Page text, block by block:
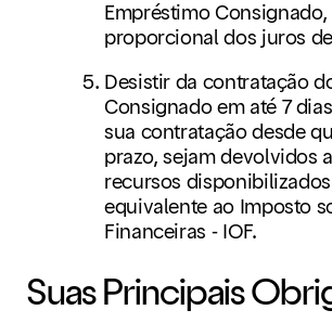
Empréstimo
proporcional dos juros
Desistir da contratação
Consignado em até 7
sua contratação desde
prazo, sejam devolvidos
recursos
equivalente ao Imposto
Financeiras - IOF.
Suas Principais